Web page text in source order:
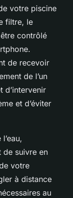
votre piscine
filtre, le
contrôlé
de recevoir
de l’un
d’intervenir
et d’éviter
de suivre en
votre
à distance
au